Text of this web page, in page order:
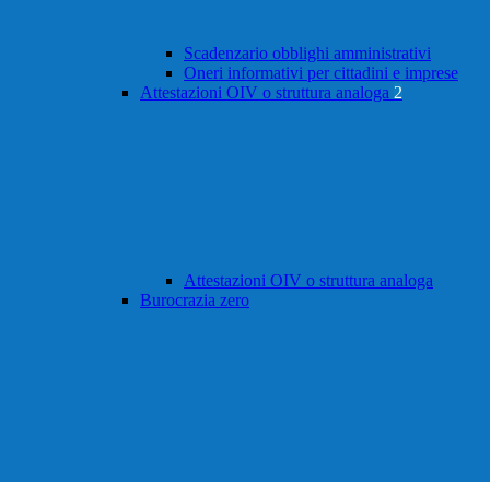
Scadenzario obblighi amministrativi
Oneri informativi per cittadini e imprese
Attestazioni OIV o struttura analoga 2
Attestazioni OIV o struttura analoga
Burocrazia zero